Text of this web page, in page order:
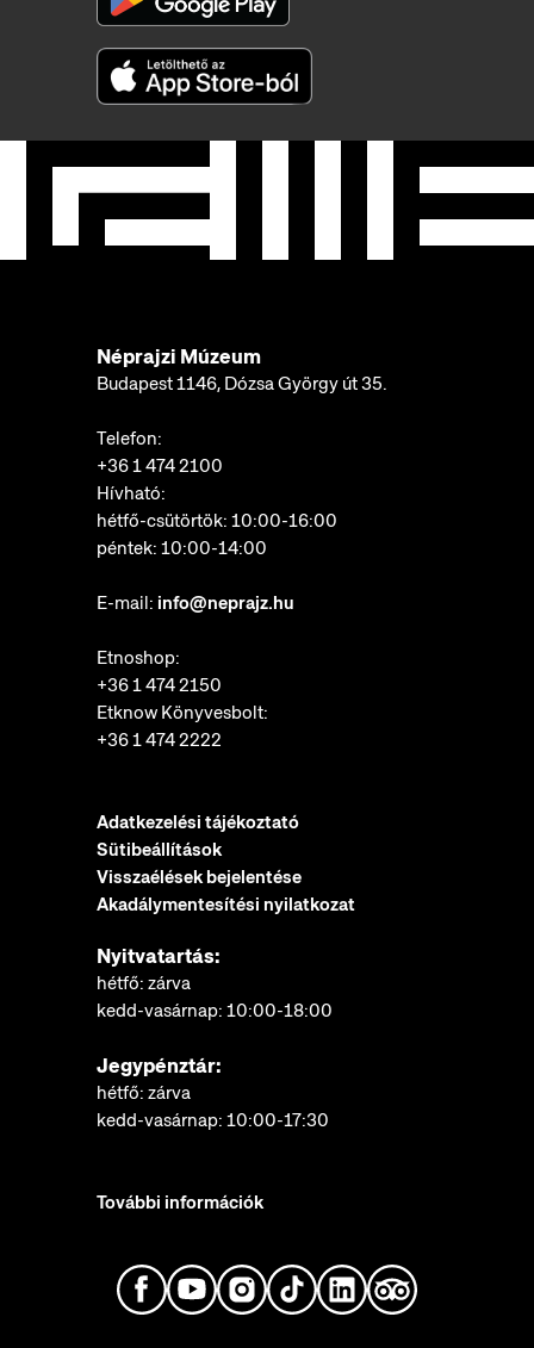
Néprajzi Múzeum
Budapest 1146, Dózsa György út 35.
Telefon:
+36 1 474 2100
Hívható:
hétfő-csütörtök: 10:00-16:00
péntek: 10:00-14:00
E-mail: info@neprajz.hu
Etnoshop:
+36 1 474 2150
Etknow Könyvesbolt:
+36 1 474 2222
Adatkezelési tájékoztató
Sütibeállítások
Visszaélések bejelentése
Akadálymentesítési nyilatkozat
Nyitvatartás:
hétfő: zárva
kedd-vasárnap: 10:00-18:00
Jegypénztár:
hétfő: zárva
kedd-vasárnap: 10:00-17:30
További információk